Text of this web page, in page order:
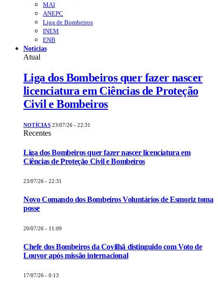
MAI
ANEPC
Liga de Bombeiros
INEM
ENB
Notícias
Atual
Liga dos Bombeiros quer fazer nascer
licenciatura em Ciências de Proteção
Civil e Bombeiros
NOTÍCIAS 23/07/26 - 22:31
Recentes
Liga dos Bombeiros quer fazer nascer licenciatura em
Ciências de Proteção Civil e Bombeiros
23/07/26 - 22:31
Novo Comando dos Bombeiros Voluntários de Esmoriz toma
posse
20/07/26 - 11:09
Chefe dos Bombeiros da Covilhã distinguido com Voto de
Louvor após missão internacional
17/07/26 - 0:13